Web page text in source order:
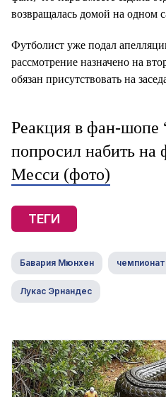
возвращалась домой на одном
Футболист уже подал
рассмотрение назначено на
обязан присутствовать на
Реакция в фан-шопе
попросил набить
Месси (фото)
ТЕГИ
Бавария Мюнхен
Лукас Эрнандес